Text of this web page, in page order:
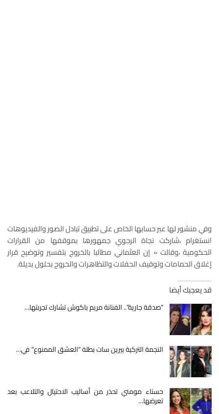
وفي منشور لها عبر حسابها الخاص على تطبيق تبادل الصور والفيديوهات
انستغرام ،شاركت نجاة الرجوي جمهورها بموقفها من القرارات
الحكومية ،وقالت « إن العثماني مطالبا بالخروج بتفسير وتوضيح قرار
إغلاق الحمامات وتوقيف الحفلات والتظاهرات والخروج بحلول بديلة.
قد يعجبك أيضا
“صدقة جارية”.. الفنانة مريم باكوش تشارك تجربتها…
النجمة التركية بيرين سات بطلة “العشق الممنوع” في…
حسناء مومني تحذر من أساليب الاحتيال والتلاعب بعد
تعرضها…